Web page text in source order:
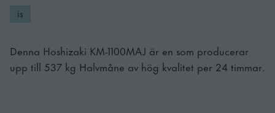
is
Denna Hoshizaki KM-1100MAJ är en som producerar
upp till 537 kg Halvmåne av hög kvalitet per 24 timmar.